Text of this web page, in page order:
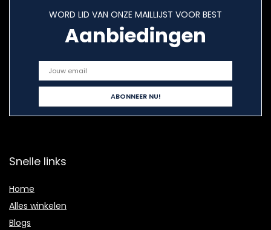
WORD LID VAN ONZE MAILLIJST VOOR BEST
Aanbiedingen
Snelle links
Home
Alles winkelen
Blogs